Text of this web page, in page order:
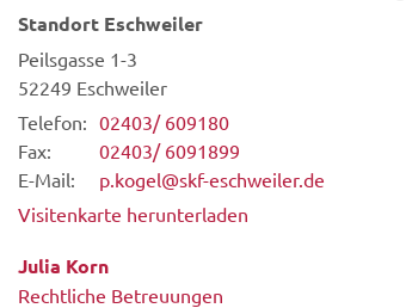
Standort Eschweiler
Peilsgasse 1-3
52249 Eschweiler
Telefon: 02403/ 609180
Fax:
02403/ 6091899
E-Mail:
p.kogel@skf-eschweiler.de
Visitenkarte herunterladen
Julia Korn
Rechtliche Betreuungen